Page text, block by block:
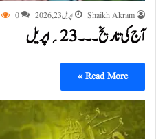
Shaikh Akram اپریل 23, 2026 0
آج کی تاریخ۔۔۔23؍اپریل
Read More »